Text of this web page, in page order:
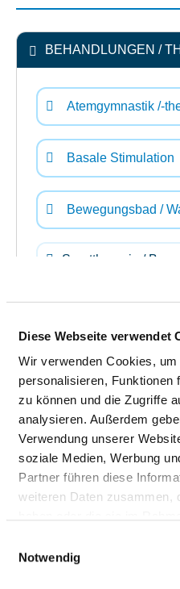
Diese Webseite verwendet
Wir verwenden Cookies,
personalisieren, Funktionen
zu können und die Zugriffe
analysieren. Außerdem
Verwendung unserer
soziale Medien, Werbung
Partner führen diese
weiteren Daten zusammen,
Notwendig
BEHANDLUNGEN /
Atemgymnastik /-
Basale Stimulation
Bewegungsbad /
Sporttherapie /
Bobath-Therapie
Ergotherapie /
Hippotherapie /
Reittherapie
Kreativtherapie /
Manuelle